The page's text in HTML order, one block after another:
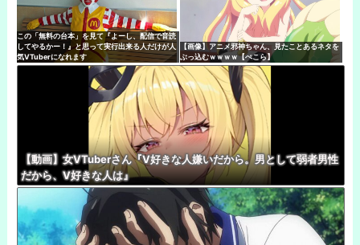
この「無料の台本」を見て『よーし、配信で音読
してやるかー！』と思って実行出来る人だけが人
気VTuberになれます
【画像】アニメ邪神ちゃん、見たことあるネタを
ぶっ込むｗｗｗｗ【ぺこら】
【動画】女VTuberさん『V好きな人嫌いだから。男として弱者男性
だから、V好きな人は』